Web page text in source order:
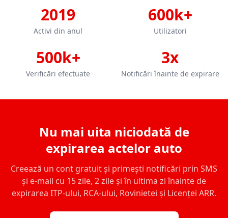
2019
Activi din anul
600k+
Utilizatori
500k+
Verificări efectuate
3x
Notificări înainte de expirare
Nu mai uita niciodată de
expirarea actelor auto
Creează un cont gratuit și primești notificări prin SMS
și e-mail cu 15 zile, 2 zile și în ultima zi înainte de
expirarea ITP-ului, RCA-ului, Rovinietei și Licenței ARR.